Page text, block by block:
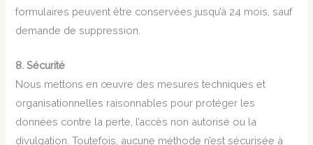
formulaires peuvent être conservées jusqu’à 24 mois, sauf
demande de suppression.
8. Sécurité
Nous mettons en œuvre des mesures techniques et
organisationnelles raisonnables pour protéger les
données contre la perte, l’accès non autorisé ou la
divulgation. Toutefois, aucune méthode n’est sécurisée à